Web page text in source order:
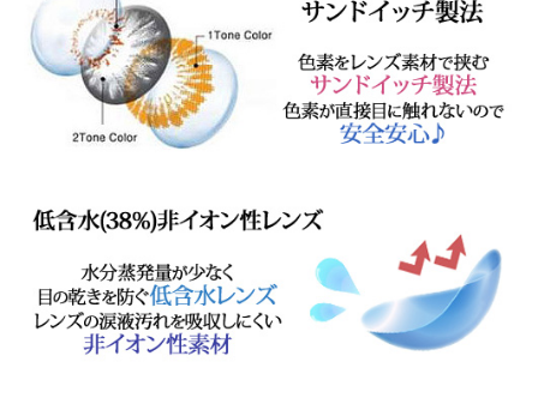
使用期限
(使用頻度・使用方法により異なります。)
製造国
韓国
ご案内 個人輸入扱いとなります。(必読)
御注意下さい
■使用に際しては、使用説明書をよくお読みください。
■連続してご使用の際は４時間おきに一度コンタクレンズを